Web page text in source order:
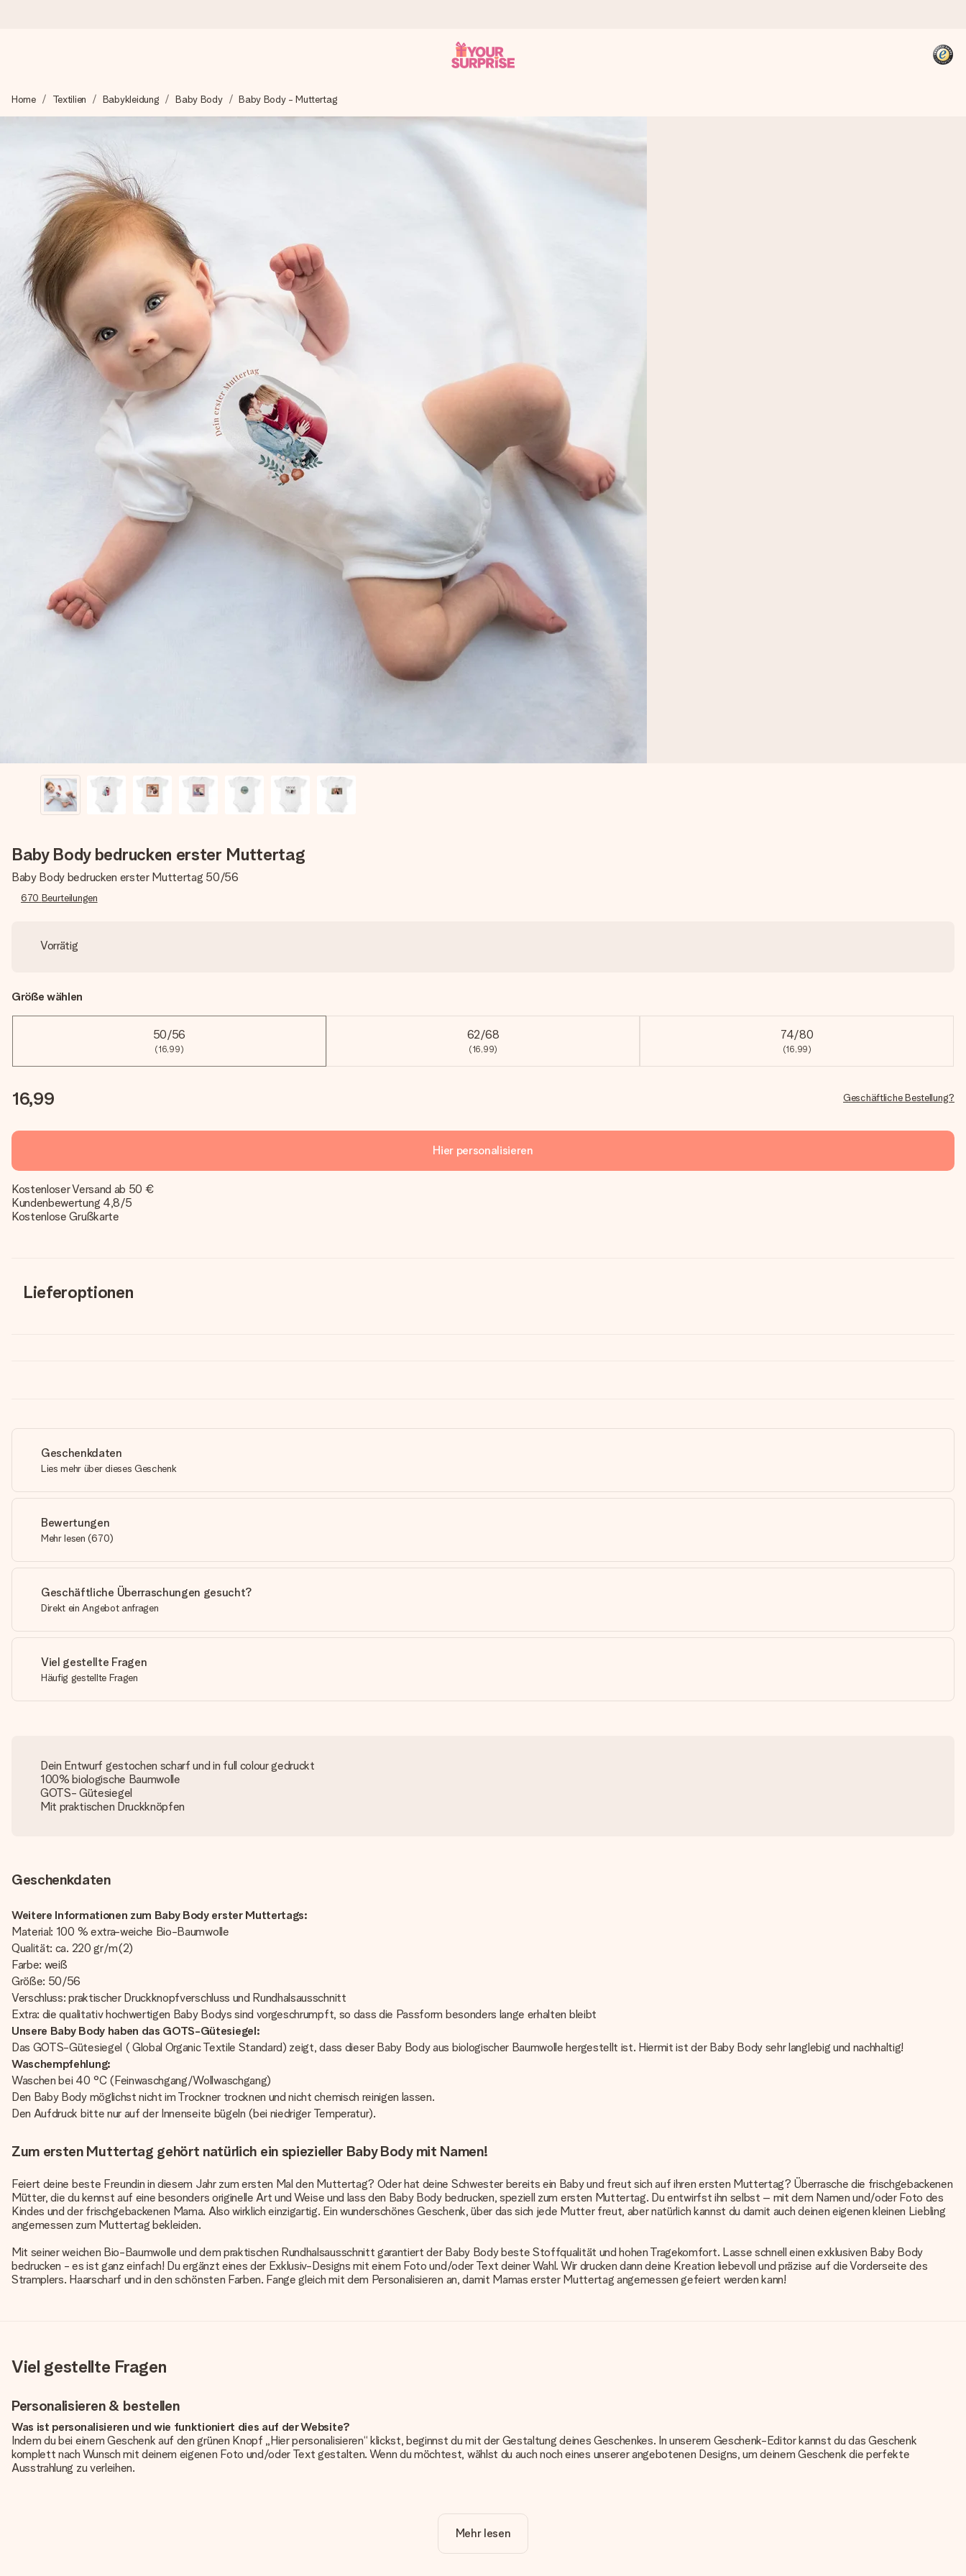
Wir bereiten dein Geschenk sorgfältig vor und schicken es blitzschnell – damit du es genau zum richtigen Zeitpunkt überreichen kannst, wenn es am meisten
zählt.
4,8 (basierend auf +15.000 Bewertungen)
Unsere Geschenke begeistern. Kunden bewerten uns mit 4,8 bei Google Reviews (Gesamtergebnis aller Länder, in die wir versenden).
+49 39292 929695
Montag - Freitag : 8:30 - 17:00 Uhr
Samstag - Sonntag : 8:30 - 13:00 Uhr
Home Textilien Babykleidung Baby Body Baby Body - Muttertag
Baby Body bedrucken erster Muttertag
Baby Body bedrucken erster Muttertag 50/56
670 Beurteilungen
Vorrätig
Größe wählen
50/56
(16,99)
62/68
(16,99)
74/80
(16,99)
16,99 Geschäftliche Bestellung?
Hier personalisieren
Kostenloser Versand ab 50 €
Kundenbewertung 4,8/5
Kostenlose Grußkarte
Lieferoptionen
Geschenkdaten
Lies mehr über dieses Geschenk
Bewertungen
Mehr lesen (670)
Geschäftliche Überraschungen gesucht?
Direkt ein Angebot anfragen
Viel gestellte Fragen
Häufig gestellte Fragen
Dein Entwurf gestochen scharf und in full colour gedruckt
100% biologische Baumwolle
GOTS- Gütesiegel
Mit praktischen Druckknöpfen
Geschenkdaten
Weitere Informationen zum Baby Body erster Muttertags:
Material: 100 % extra-weiche Bio-Baumwolle
Qualität: ca. 220 gr/m(2)
Farbe: weiß
Größe: 50/56
Verschluss: praktischer Druckknopfverschluss und Rundhalsausschnitt
Extra: die qualitativ hochwertigen Baby Bodys sind vorgeschrumpft, so dass die Passform besonders lange erhalten bleibt
Unsere Baby Body haben das GOTS-Gütesiegel:
Das GOTS-Gütesiegel ( Global Organic Textile Standard) zeigt, dass dieser Baby Body aus biologischer Baumwolle hergestellt ist. Hiermit ist der Baby Body sehr langlebig und nachhaltig!
Waschempfehlung:
Waschen bei 40 °C (Feinwaschgang/Wollwaschgang)
Den Baby Body möglichst nicht im Trockner trocknen und nicht chemisch reinigen lassen.
Den Aufdruck bitte nur auf der Innenseite bügeln (bei niedriger Temperatur).
Zum ersten Muttertag gehört natürlich ein spiezieller Baby Body mit Namen!
Feiert deine beste Freundin in diesem Jahr zum ersten Mal den Muttertag? Oder hat deine Schwester bereits ein Baby und freut sich auf ihren ersten Muttertag? Überrasche die frischgebackenen
Mütter, die du kennst auf eine besonders originelle Art und Weise und lass den Baby Body bedrucken, speziell zum ersten Muttertag. Du entwirfst ihn selbst – mit dem Namen und/oder Foto des
Kindes und der frischgebackenen Mama. Also wirklich einzigartig. Ein wunderschönes Geschenk, über das sich jede Mutter freut, aber natürlich kannst du damit auch deinen eigenen kleinen Liebling
angemessen zum Muttertag bekleiden.
Mit seiner weichen Bio-Baumwolle und dem praktischen Rundhalsausschnitt garantiert der Baby Body beste Stoffqualität und hohen Tragekomfort. Lasse schnell einen exklusiven Baby Body
bedrucken - es ist ganz einfach! Du ergänzt eines der Exklusiv-Designs mit einem Foto und/oder Text deiner Wahl. Wir drucken dann deine Kreation liebevoll und präzise auf die Vorderseite des
Stramplers. Haarscharf und in den schönsten Farben. Fange gleich mit dem Personalisieren an, damit Mamas erster Muttertag angemessen gefeiert werden kann!
Viel gestellte Fragen
Personalisieren & bestellen
Was ist personalisieren und wie funktioniert dies auf der Website?
Indem du bei einem Geschenk auf den grünen Knopf „Hier personalisieren“ klickst, beginnst du mit der Gestaltung deines Geschenkes. In unserem Geschenk-Editor kannst du das Geschenk
komplett nach Wunsch mit deinem eigenen Foto und/oder Text gestalten. Wenn du möchtest, wählst du auch noch eines unserer angebotenen Designs, um deinem Geschenk die perfekte
Ausstrahlung zu verleihen.
Wir möchten sicherstellen, dass du mit deinem Geschenk rundum zufrieden bist. Deshalb ist es wichtig, qualitativ hochwertige Fotos zu verwenden. Wenn du dir nicht sicher bist, ob dein Bild die
Mehr lesen